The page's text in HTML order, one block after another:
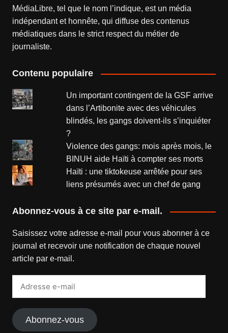
MédiaLibre, tel que le nom l’indique, est un média
indépendant et honnête, qui diffuse des contenus
médiatiques dans le strict respect du métier de
journaliste.
Contenu populaire
Un important contingent de la GSF arrive
dans l’Artibonite avec des véhicules
blindés, les gangs doivent-ils s’inquiéter
?
Violence des gangs: mois après mois, le
BINUH aide Haïti à compter ses morts
Haïti : une tiktokeuse arrêtée pour ses
liens présumés avec un chef de gang
Abonnez-vous à ce site par e-mail.
Saisissez votre adresse e-mail pour vous abonner à ce
journal et recevoir une notification de chaque nouvel
article par e-mail.
Abonnez-vous